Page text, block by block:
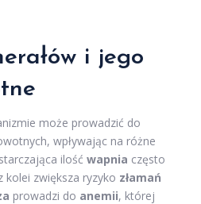
i jego
może prowadzić do
wpływając na różne
ilość wapnia często
kolei zwiększa ryzyko złamań
prowadzi do anemii, której